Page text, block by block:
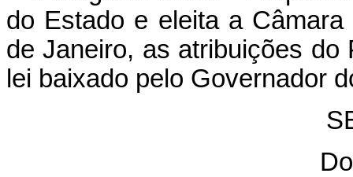
do Estado e eleita a
de Janeiro, as atribuições do
lei baixado pelo Governador